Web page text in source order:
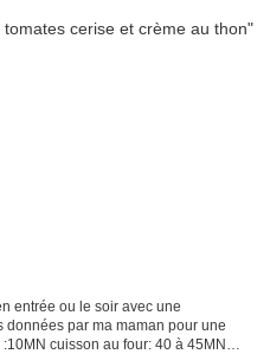
entrée ou le soir avec une
par ma maman pour une
cuisson au four: 40 à 45MN